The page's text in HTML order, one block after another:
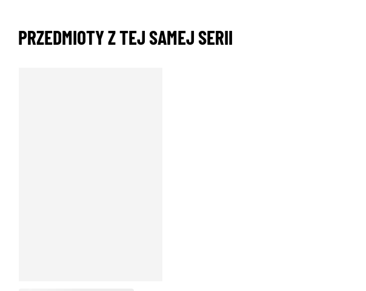
PRZEDMIOTY Z TEJ SAMEJ SERII